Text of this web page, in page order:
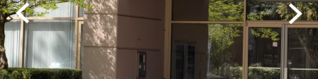
Previous Next